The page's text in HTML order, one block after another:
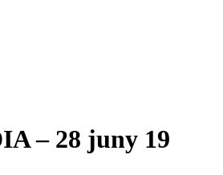
– 28 juny 19